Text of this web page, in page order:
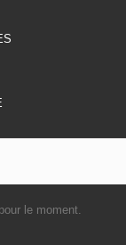
le moment.